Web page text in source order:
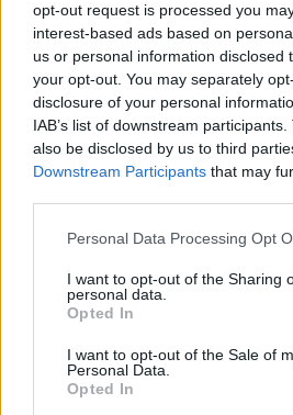
opt-out request is processed you
interest-based ads based on
us or personal information disclosed
your opt-out. You may separately
disclosure of your personal
IAB’s list of downstream
also be disclosed by us to third
Downstream Participants that may
Please note that this website/app
not limited to your visit or usage
grant or deny consent to Google and
use your data for below specified
consent section.
Personal Data Processing Opt
I want to opt-out of the Sharing
personal data.
Opted In
I want to opt-out of the Sale of
Personal Data.
Opted In
Σημειώνεται ότι σε κάθε ένα
από τον ιό του Δυτικού
τον ιό (με ήπια
ασυμπτωματικοί).
του τσιμπήματος μολυσμένων
κουνουπιών. Η βασική